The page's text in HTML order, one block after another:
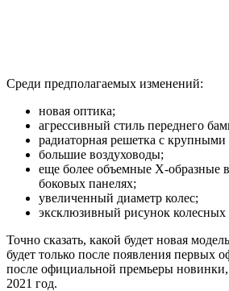
Среди предполагаемых изменений:
новая оптика;
агрессивный стиль переднего
радиаторная решетка с крупными
большие воздуховоды;
еще более объемные Х-образные
боковых панелях;
увеличенный диаметр колес;
эксклюзивный рисунок колесных
Точно сказать, какой будет новая
будет только после появления первых
после официальной премьеры
2021 год.